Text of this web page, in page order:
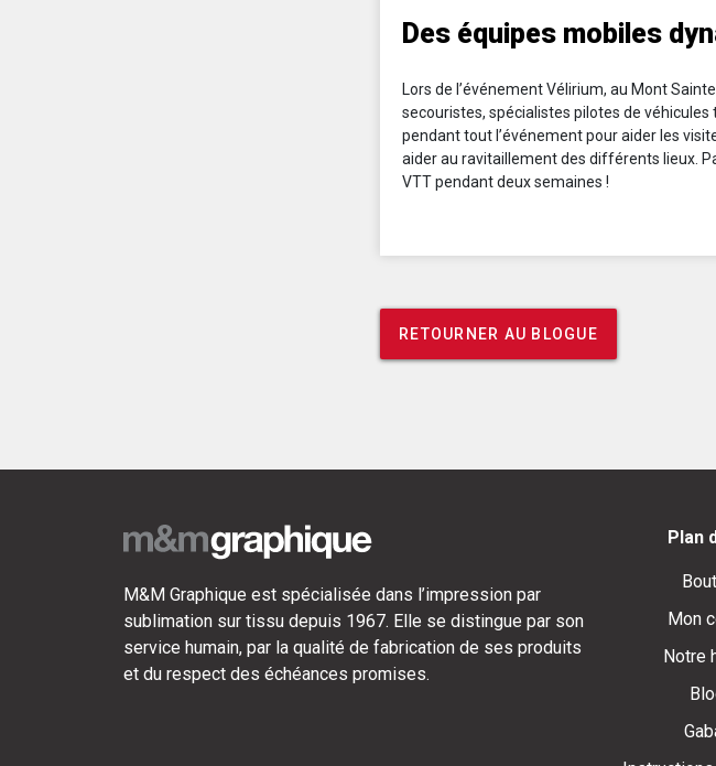
Des équipes mobiles
Lors de l’événement Vélirium, au Mont
secouristes, spécialistes pilotes de
pendant tout l’événement pour aider les
aider au ravitaillement des différents lieux.
VTT pendant deux semaines !
RETOURNER AU BLOGUE
M&M Graphique est spécialisée dans l’impression par
sublimation sur tissu depuis 1967. Elle se distingue par son
service humain, par la qualité de fabrication de ses produits
et du respect des échéances promises.
Plan
Mon
Notre